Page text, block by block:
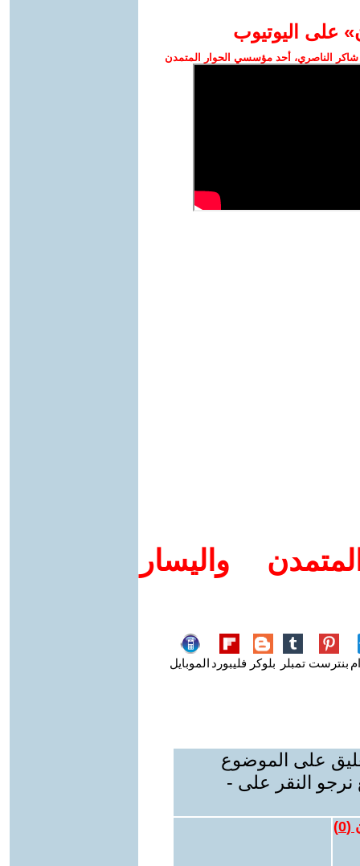
على اليوتيوب
الناصري، أحد مؤسسي الحوار المتمدن
واليسار
بنترست تمبلر بلوكر فليبورد الموبايل
على الموضوع
نرجو النقر على -
(
0
)